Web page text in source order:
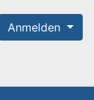
Anmelden